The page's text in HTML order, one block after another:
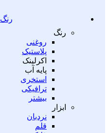
رنگ
رنگ
روغنی
پلاستیک
اکرلینک
پایه آب
استخری
ترافیکی
بیشتر
ابزار
نردبان
قلم